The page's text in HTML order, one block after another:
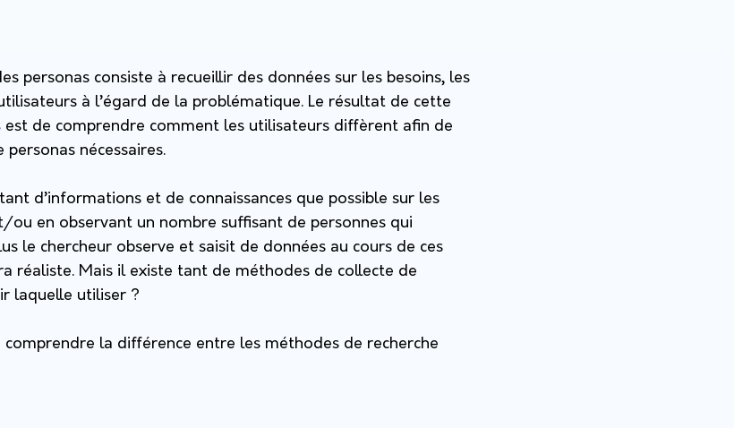
personas consiste à recueillir des données sur les besoins, les
à l’égard de la problématique. Le résultat de cette
est de comprendre comment les utilisateurs diffèrent afin de
nécessaires.
d’informations et de connaissances que possible sur les
en observant un nombre suffisant de personnes qui
le chercheur observe et saisit de données au cours de ces
réaliste. Mais il existe tant de méthodes de collecte de
laquelle utiliser ?
comprendre la différence entre les méthodes de recherche